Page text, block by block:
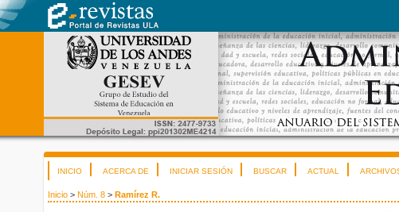
INICIO ACERCA DE INICIAR SESIÓN BUSCAR ACTUAL
Inicio > Núm. 8 > Ramírez R.